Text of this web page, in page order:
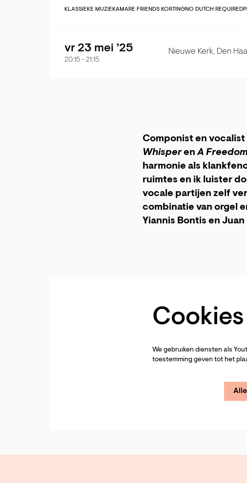
KLASSIEKE MUZIEKAMARE FRIENDS KORTINGNO DUTCH REQUIRED
vr 23 mei ’25
20:15 - 21:15
Nieuwe Kerk, Den
Componist en
WhisperenA
harmonie als
ruimtes en ik luister
vocale partijen zelf
combinatie van orgel
Yiannis Bontis en
Cookies
We gebruiken diensten als
toestemming geven tot het